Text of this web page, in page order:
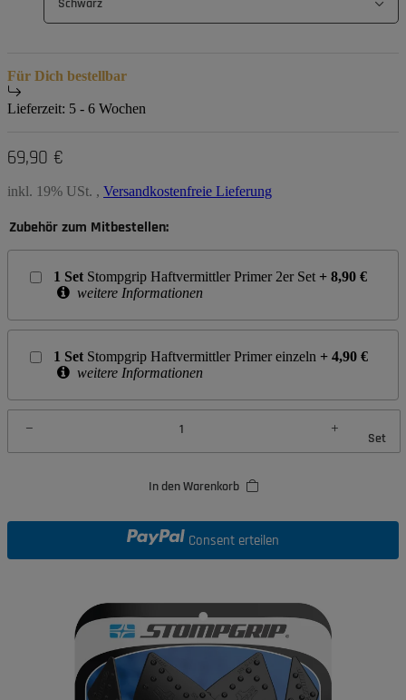
Für Dich bestellbar
Lieferzeit: 5 - 6 Wochen
69,90 €
inkl. 19% USt. , Versandkostenfreie Lieferung
Zubehör zum Mitbestellen:
1 Set Stompgrip Haftvermittler Primer 2er Set + 8,90 €
weitere Informationen
1 Set Stompgrip Haftvermittler Primer einzeln + 4,90 €
weitere Informationen
Set
In den Warenkorb
Consent erteilen